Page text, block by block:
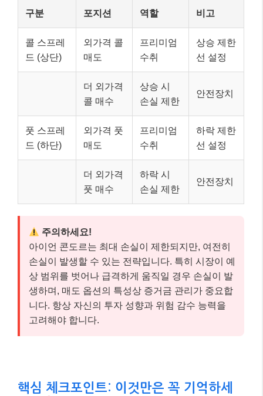
구분 포지션 역할 비고
콜 스프레
드 (상단)
외가격 콜
매도
프리미엄
수취
상승 제한
선 설정
더 외가격
콜 매수
상승 시
손실 제한
안전장치
풋 스프레
드 (하단)
외가격 풋
매도
프리미엄
수취
하락 제한
선 설정
더 외가격
풋 매수
하락 시
손실 제한
안전장치
주의하세요!
아이언 콘도르는 최대 손실이 제한되지만, 여전히
손실이 발생할 수 있는 전략입니다. 특히 시장이 예
상 범위를 벗어나 급격하게 움직일 경우 손실이 발
생하며, 매도 옵션의 특성상 증거금 관리가 중요합
니다. 항상 자신의 투자 성향과 위험 감수 능력을
고려해야 합니다.
핵심 체크포인트: 이것만은 꼭 기억하세